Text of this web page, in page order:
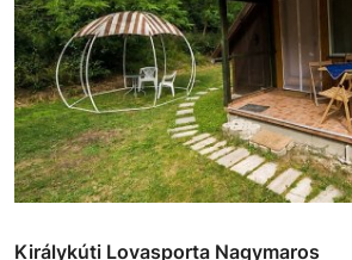
Királykúti Lovasporta Nagymaros